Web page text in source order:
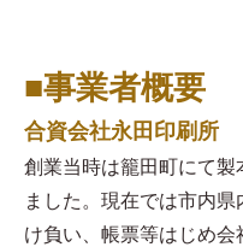
■事業者概要
合資会社永田印刷所
創業当時は籠田町にて製
ました。現在では市内
け負い、帳票等はじめ会